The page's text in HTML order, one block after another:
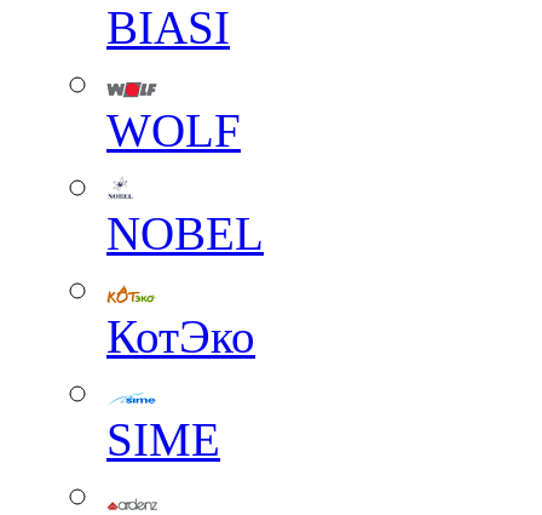
BIASI
WOLF
NOBEL
КотЭко
SIME